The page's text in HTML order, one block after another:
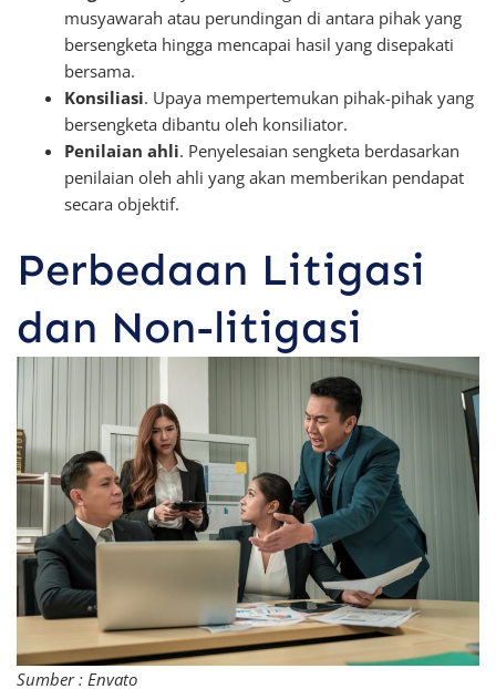
musyawarah atau perundingan di antara pihak yang
bersengketa hingga mencapai hasil yang disepakati
bersama.
Konsiliasi. Upaya mempertemukan pihak-pihak yang
bersengketa dibantu oleh konsiliator.
Penilaian ahli. Penyelesaian sengketa berdasarkan
penilaian oleh ahli yang akan memberikan pendapat
secara objektif.
Perbedaan Litigasi
dan Non-litigasi
Sumber : Envato